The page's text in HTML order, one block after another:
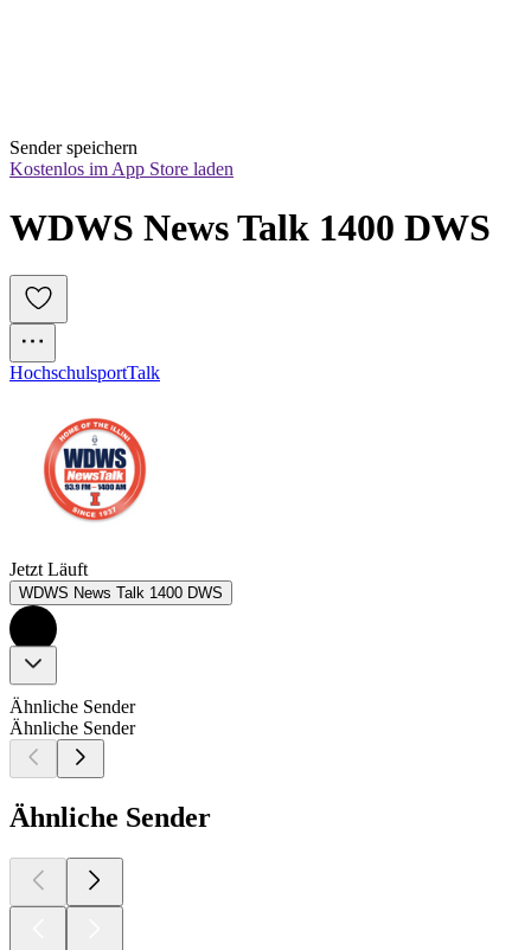
Sender speichern
Kostenlos im App Store laden
WDWS News Talk 1400 DWS
HochschulsportTalk
Jetzt Läuft
WDWS News Talk 1400 DWS
Ähnliche Sender
Ähnliche Sender
Ähnliche Sender